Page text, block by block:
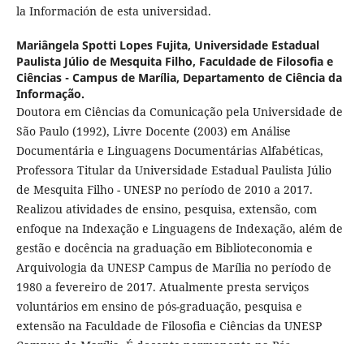
la Información de esta universidad.
Mariângela Spotti Lopes Fujita, Universidade Estadual
Paulista Júlio de Mesquita Filho, Faculdade de Filosofia e
Ciências - Campus de Marília, Departamento de Ciência da
Informação.
Doutora em Ciências da Comunicação pela Universidade de
São Paulo (1992), Livre Docente (2003) em Análise
Documentária e Linguagens Documentárias Alfabéticas,
Professora Titular da Universidade Estadual Paulista Júlio
de Mesquita Filho - UNESP no período de 2010 a 2017.
Realizou atividades de ensino, pesquisa, extensão, com
enfoque na Indexação e Linguagens de Indexação, além de
gestão e docência na graduação em Biblioteconomia e
Arquivologia da UNESP Campus de Marília no período de
1980 a fevereiro de 2017. Atualmente presta serviços
voluntários em ensino de pós-graduação, pesquisa e
extensão na Faculdade de Filosofia e Ciências da UNESP